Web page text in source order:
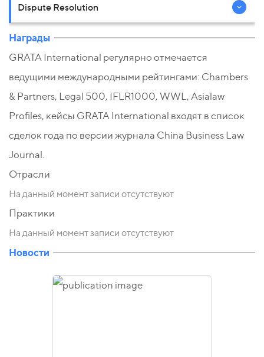
Dispute Resolution
Награды
GRATA International регулярно отмечается
ведущими международными рейтингами: Chambers
& Partners, Legal 500, IFLR1000, WWL, Asialaw
Profiles, кейсы GRATA International входят в список
сделок года по версии журнала China Business Law
Journal.
Отрасли
На данный момент записи отсутствуют
Практики
На данный момент записи отсутствуют
Новости